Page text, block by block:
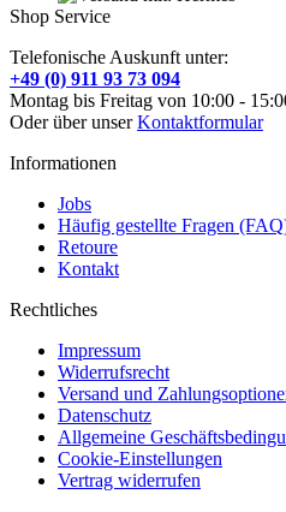
Shop Service
Telefonische Auskunft unter:
+49 (0) 911 93 73 094
Montag bis Freitag von 10:00 -
Oder über unserKontaktformular
Informationen
Jobs
Häufig gestellte Fragen
Retoure
Kontakt
Rechtliches
Impressum
Widerrufsrecht
Versand und
Datenschutz
Allgemeine
Cookie-Einstellungen
Vertrag widerrufen